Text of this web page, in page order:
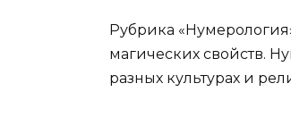
Рубрика
магических свойств.
разных культурах и